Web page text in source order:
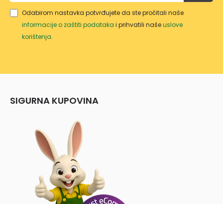
Odabirom nastavka potvrđujete da ste pročitali naše
informacije o zaštiti podataka i prihvatili našeuslove
korištenja.
SIGURNA KUPOVINA